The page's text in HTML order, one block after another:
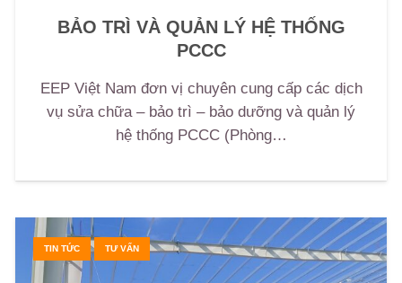
BẢO TRÌ VÀ QUẢN LÝ HỆ THỐNG
PCCC
EEP Việt Nam đơn vị chuyên cung cấp các dịch
vụ sửa chữa – bảo trì – bảo dưỡng và quản lý
hệ thống PCCC (Phòng…
TIN TỨC TƯ VẤN